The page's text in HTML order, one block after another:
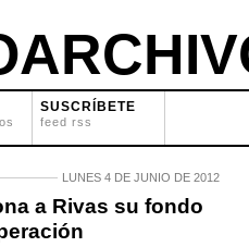
SUSCRÍBETE
feed rss
LUNES 4 DE JUNIO DE 2012
a Rivas su fondo